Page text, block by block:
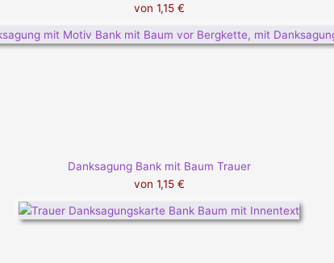
von 1,15 €
Danksagung Bank mit Baum Trauer
von 1,15 €